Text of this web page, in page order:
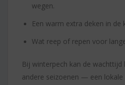
wegen.
Een warm extra deken in de
Wat reep of repen voor
Bij winterpech kan de wachttijd
andere seizoenen — een lokale